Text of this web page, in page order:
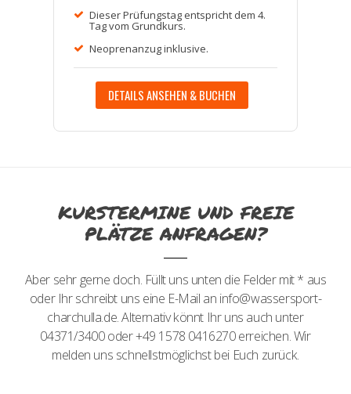
Dieser Prüfungstag entspricht dem 4.
Tag vom Grundkurs.
Neoprenanzug inklusive.
DETAILS ANSEHEN & BUCHEN
KURSTERMINE UND FREIE
PLÄTZE ANFRAGEN?
Aber sehr gerne doch. Füllt uns unten die Felder mit * aus
oder Ihr schreibt uns eine E-Mail an info@wassersport-
charchulla.de. Alternativ könnt Ihr uns auch unter
04371/3400 oder +49 1578 0416270 erreichen. Wir
melden uns schnellstmöglichst bei Euch zurück.